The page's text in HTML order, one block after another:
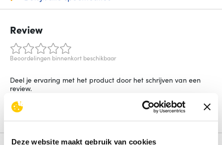
Deze website maakt gebruik van cookies
Review
Beoordelingen binnenkort beschikbaar
Deel je ervaring met het product door het schrijven van een
review.
Schrijf een review